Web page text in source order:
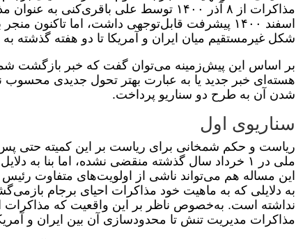
مذاکرات از ۸ آذر ۱۴۰۰ توسط علی
اسفند ۱۴۰۰ پیشرفت قابل‌توجهی داشت، اما
شکل غیرمستقیم میان ایران و آمریکا تا دو هفته گذشته
بر اساس این پیش‌زمینه می‌توان گفت که خبر بازگشت
هسته‌ای خبر جدید یا به عبارت بهتر تحول جدیدی
شدن آن به طرح دو سناریو پرداخت.
سناریوی اول
ریاست و حکم شمخانی برای ریاست بر این کمیته حتی پس
ملی در ۱ خرداد سال گذشته منقضی نشده، اما بنا
این مساله هم می‌تواند ناشی از اولویت‌های متفاوت رئیس
به دلایلی که به ماهیت خود مذاکرات احیای برجام
نداشته است. به‌خصوص ناظر بر این واقعیت که
مذاکرات مدیریت تنش تا محدودسازی آن بین ایران و